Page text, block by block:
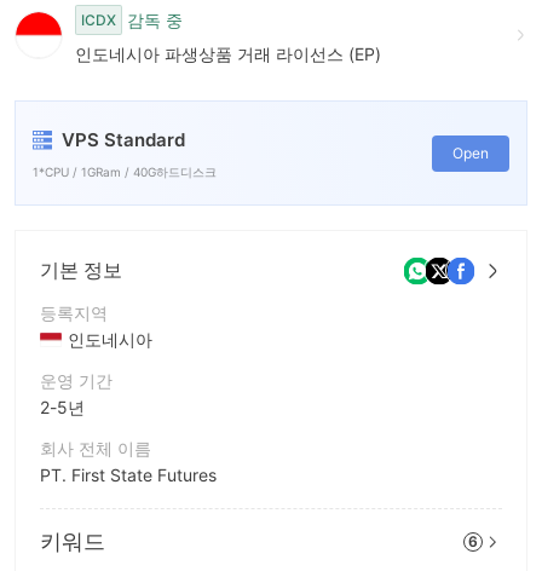
9
ICDX
감독 중
인도네시아 파생상품 거래 라이선스 (EP)
VPS Standard
1*CPU / 1GRam / 40G하드디스크
Open
기본 정보
등록지역
인도네시아
운영 기간
2-5년
회사 전체 이름
PT. First State Futures
회사 약칭
FIRST STATE FUTURES
키워드 6